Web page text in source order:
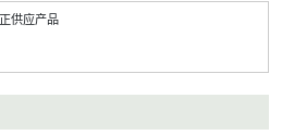
供应产品